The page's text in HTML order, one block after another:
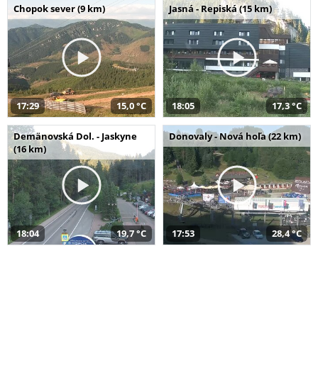
Chopok sever (9 km)
17:29 15,0 °C
Jasná - Repiská (15 km)
18:05 17,3 °C
Demänovská Dol. - Jaskyne
(16 km)
18:04 19,7 °C
Donovaly - Nová hoľa (22 km)
17:53 28,4 °C